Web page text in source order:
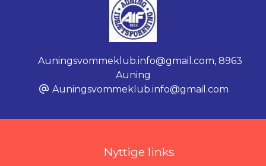
Auningsvommeklub.info@gmail.com, 8963
Auning
Auningsvommeklub.info@gmail.com
Nyttige links